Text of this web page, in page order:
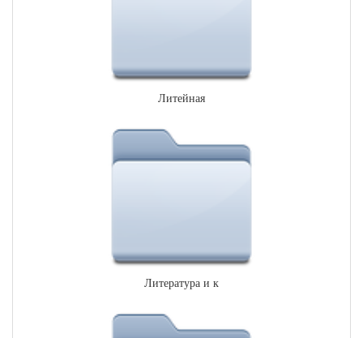
Литейная
Литература и к